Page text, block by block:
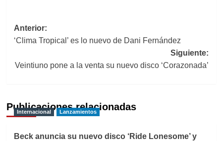
Navegación
de
entradas
Anterior:
‘Clima Tropical’ es lo nuevo de Dani Fernández
Siguiente:
Veintiuno pone a la venta su nuevo disco ‘Corazonada’
Publicaciones relacionadas
Internacional Lanzamientos
Beck anuncia su nuevo disco ‘Ride Lonesome’ y